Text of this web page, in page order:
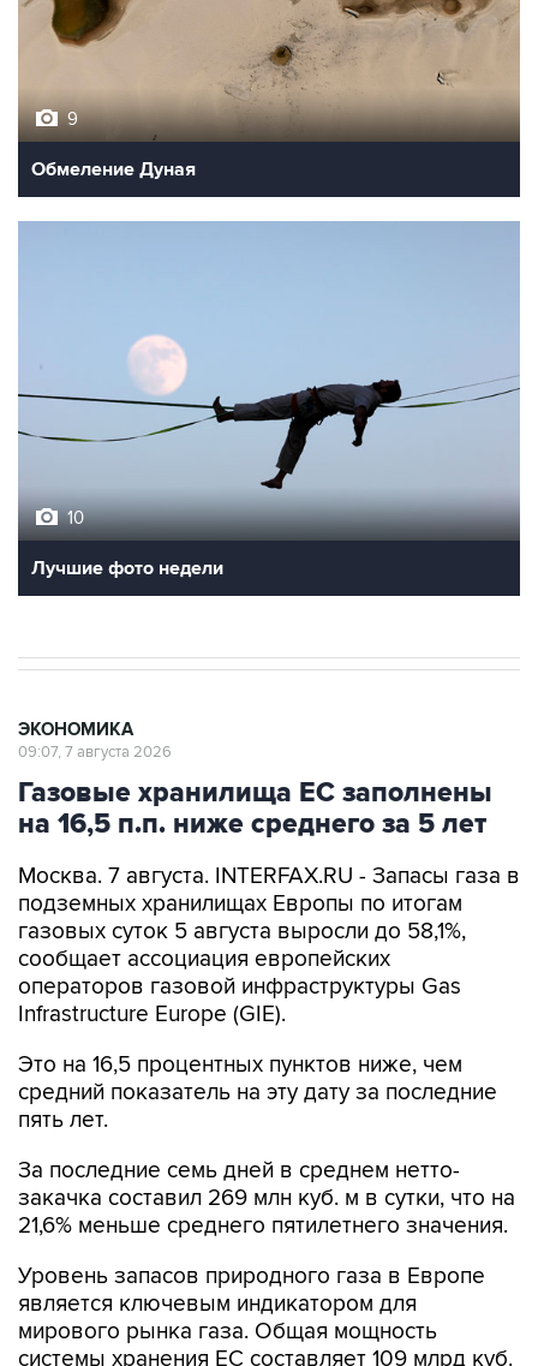
9
Обмеление Дуная
10
Лучшие фото недели
ЭКОНОМИКА
09:07, 7 августа 2026
Газовые хранилища ЕС заполнены
на 16,5 п.п. ниже среднего за 5 лет
Москва. 7 августа. INTERFAX.RU - Запасы газа в
подземных хранилищах Европы по итогам
газовых суток 5 августа выросли до 58,1%,
сообщает ассоциация европейских
операторов газовой инфраструктуры Gas
Infrastructure Europe (GIE).
Это на 16,5 процентных пунктов ниже, чем
средний показатель на эту дату за последние
пять лет.
За последние семь дней в среднем нетто-
закачка составил 269 млн куб. м в сутки, что на
21,6% меньше среднего пятилетнего значения.
Уровень запасов природного газа в Европе
является ключевым индикатором для
мирового рынка газа. Общая мощность
системы хранения ЕС составляет 109 млрд куб.